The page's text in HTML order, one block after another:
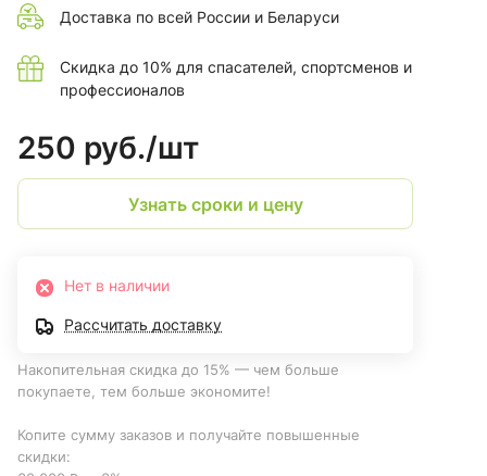
Доставка по всей России и Беларуси
Скидка до 10% для спасателей, спортсменов и
профессионалов
250 руб./шт
Узнать сроки и цену
Нет в наличии
Рассчитать доставку
Накопительная скидка до 15% — чем больше
покупаете, тем больше экономите!
Копите сумму заказов и получайте повышенные
скидки: